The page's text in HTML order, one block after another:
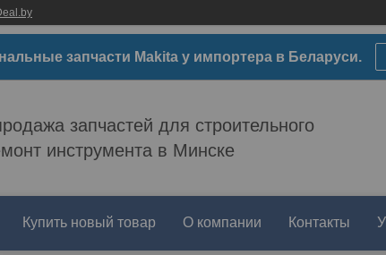
запчасти Makita у импортера в Беларуси.
запчастей для строительного
инструмента в Минске
Купить новый товар О компании Контакты